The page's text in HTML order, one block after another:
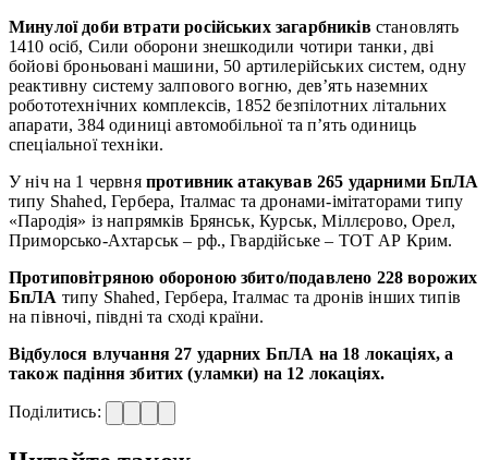
Минулої доби втрати російських загарбників становлять
1410 осіб, Сили оборони знешкодили чотири танки, дві
бойові броньовані машини, 50 артилерійських систем, одну
реактивну систему залпового вогню, дев’ять наземних
робототехнічних комплексів, 1852 безпілотних літальних
апарати, 384 одиниці автомобільної та п’ять одиниць
спеціальної техніки.
У ніч на 1 червня противник атакував 265 ударними БпЛА
типу Shahed, Гербера, Італмас та дронами-імітаторами типу
«Пародія» із напрямків Брянськ, Курськ, Міллєрово, Орел,
Приморсько-Ахтарськ – рф., Гвардійське – ТОТ АР Крим.
Протиповітряною обороною збито/подавлено 228 ворожих
БпЛА типу Shahed, Гербера, Італмас та дронів інших типів
на півночі, півдні та сході країни.
Відбулося влучання 27 ударних БпЛА на 18 локаціях, а
також падіння збитих (уламки) на 12 локаціях.
Поділитись: